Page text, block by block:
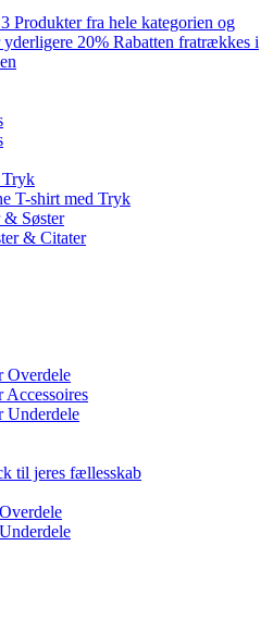
Produkter fra hele kategorien og
yderligere 20% Rabatten fratrækkes i
Tryk
T-shirt med Tryk
Søster
& Citater
Overdele
Accessoires
Underdele
til jeres fællesskab